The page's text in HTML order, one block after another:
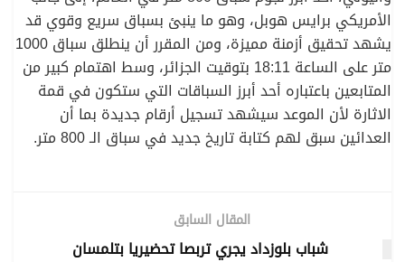
الأمريكي برايس هوبل، وهو ما ينبئ بسباق سريع وقوي قد
يشهد تحقيق أزمنة مميزة، ومن المقرر أن ينطلق سباق 1000
متر على الساعة 18:11 بتوقيت الجزائر، وسط اهتمام كبير من
المتابعين باعتباره أحد أبرز السباقات التي ستكون في قمة
الاثارة لأن الموعد سيشهد تسجيل أرقام جديدة بما أن
العدائين سبق لهم كتابة تاريخ جديد في سباق الـ 800 متر.
المقال السابق
شباب بلوزداد يجري تربصا تحضيريا بتلمسان